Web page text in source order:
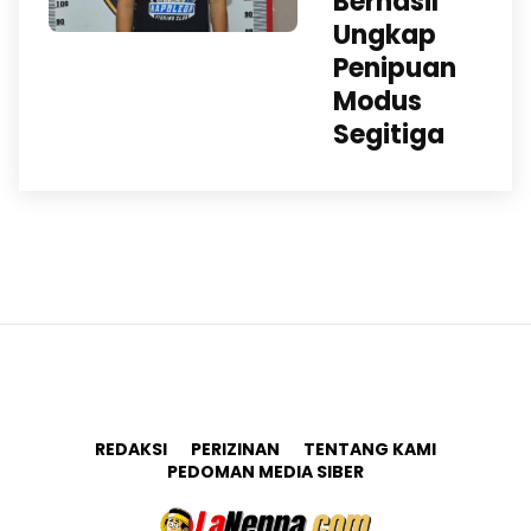
Ungkap
Penipuan
Modus
Segitiga
REDAKSI PERIZINAN
TENTANG KAMI
PEDOMAN MEDIA SIBER